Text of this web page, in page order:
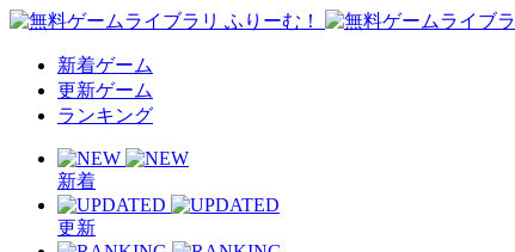
新着ゲーム
更新ゲーム
ランキング
新着
更新